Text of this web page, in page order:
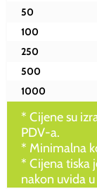
50
100
250
500
1000
* Cijene su
PDV-a.
* Minimalna
* Cijena tiska
nakon uvida